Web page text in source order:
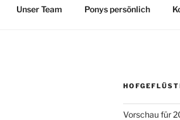
Unser Team Ponys persönlich
Vorschau für